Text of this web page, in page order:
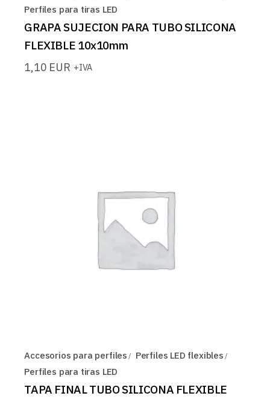
Perfiles para tiras LED
GRAPA SUJECION PARA TUBO SILICONA
FLEXIBLE 10x10mm
1,10 EUR +IVA
Accesorios para perfiles
Perfiles LED flexibles
Perfiles para tiras LED
TAPA FINAL TUBO SILICONA FLEXIBLE